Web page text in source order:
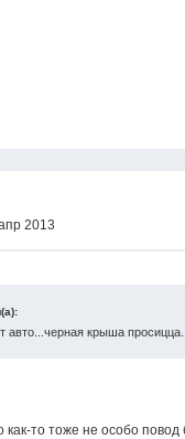
2013
авто...черная крыша
как-то тоже не особо